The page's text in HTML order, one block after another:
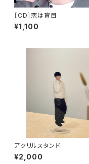
［CD］恋は盲目
¥1,100
アクリルスタンド
¥2,000